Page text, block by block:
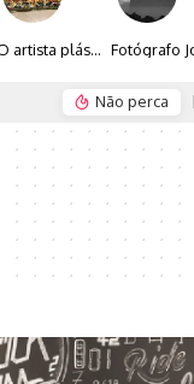
O artista plástico Jorge Luiz transforma sustentabilidade e criatividade em arte contemporânea
Não perca